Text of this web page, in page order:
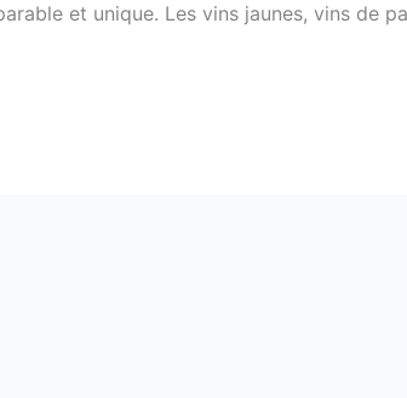
et unique. Les vins jaunes, vins de